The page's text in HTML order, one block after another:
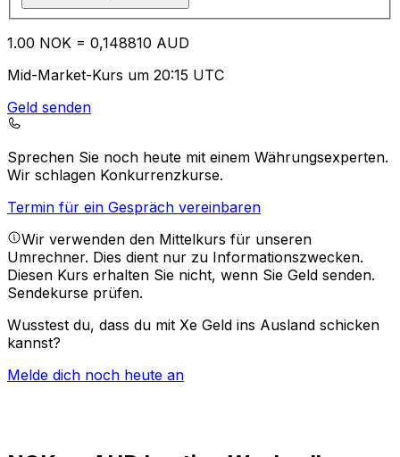
1.00 NOK = 0,148810 AUD
Mid-Market-Kurs um 20:15 UTC
Geld senden
Sprechen Sie noch heute mit einem Währungsexperten.
Wir schlagen Konkurrenzkurse.
Termin für ein Gespräch vereinbaren
Wir verwenden den Mittelkurs für unseren
Umrechner. Dies dient nur zu Informationszwecken.
Diesen Kurs erhalten Sie nicht, wenn Sie Geld senden.
Sendekurse prüfen.
Wusstest du, dass du mit Xe Geld ins Ausland schicken
kannst?
Melde dich noch heute an